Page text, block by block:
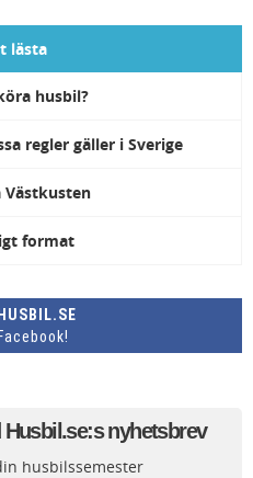
upp Reinert Sörensson
är grundare till en av
lästa
husbil?
regler gäller i Sverige
Västkusten
format
HUSBIL.SE
nyhetsbrev
husbilssemester